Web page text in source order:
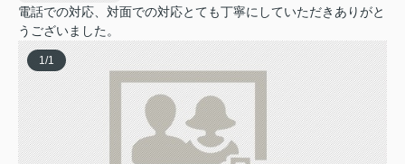
電話での対応、対面での対応とても丁寧にしていただきありがと
うございました。
1/1